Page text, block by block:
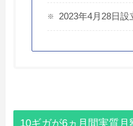
2023年4月28日設
10ギガが6ヵ月間実質月